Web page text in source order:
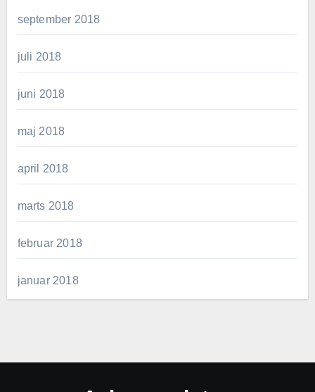
september 2018
juli 2018
juni 2018
maj 2018
april 2018
marts 2018
februar 2018
januar 2018